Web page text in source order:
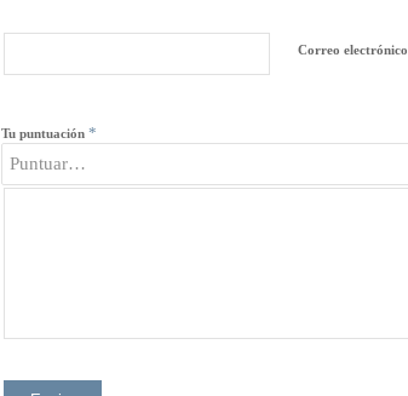
Correo electrónico
Tu puntuación*